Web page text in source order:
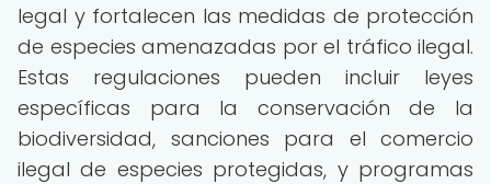
legal y fortalecen las medidas de protección
de especies amenazadas por el tráfico ilegal.
Estas regulaciones pueden incluir leyes
específicas para la conservación de la
biodiversidad, sanciones para el comercio
ilegal de especies protegidas, y programas